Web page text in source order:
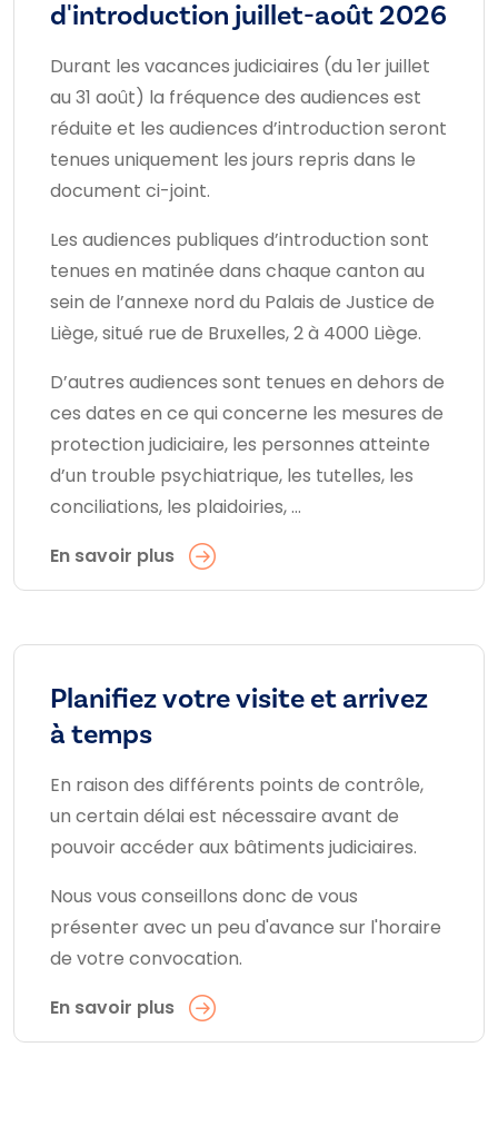
d'introduction juillet-août 2026
Durant les vacances judiciaires (du 1er juillet
au 31 août) la fréquence des audiences est
réduite et les audiences d’introduction seront
tenues uniquement les jours repris dans le
document ci-joint.
Les audiences publiques d’introduction sont
tenues en matinée dans chaque canton au
sein de l’annexe nord du Palais de Justice de
Liège, situé rue de Bruxelles, 2 à 4000 Liège.
D’autres audiences sont tenues en dehors de
ces dates en ce qui concerne les mesures de
protection judiciaire, les personnes atteinte
d’un trouble psychiatrique, les tutelles, les
conciliations, les plaidoiries, …
En savoir plus
Planifiez votre visite et arrivez
à temps
En raison des différents points de contrôle,
un certain délai est nécessaire avant de
pouvoir accéder aux bâtiments judiciaires.
Nous vous conseillons donc de vous
présenter avec un peu d'avance sur l'horaire
de votre convocation.
En savoir plus